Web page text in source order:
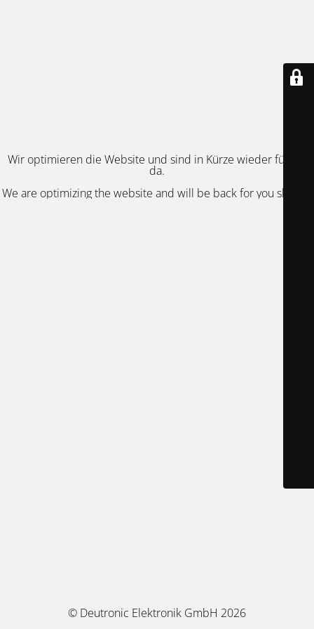
Wir optimieren die Website und sind in Kürze wieder für Sie
da.
We are optimizing the website and will be back for you shortly.
© Deutronic Elektronik GmbH 2026